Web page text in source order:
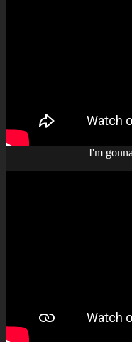
I'm